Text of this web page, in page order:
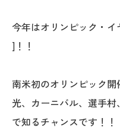
今年はオリンピック・
]！！
南米初のオリンピック
光、カーニバル、選手
で知るチャンスです！！